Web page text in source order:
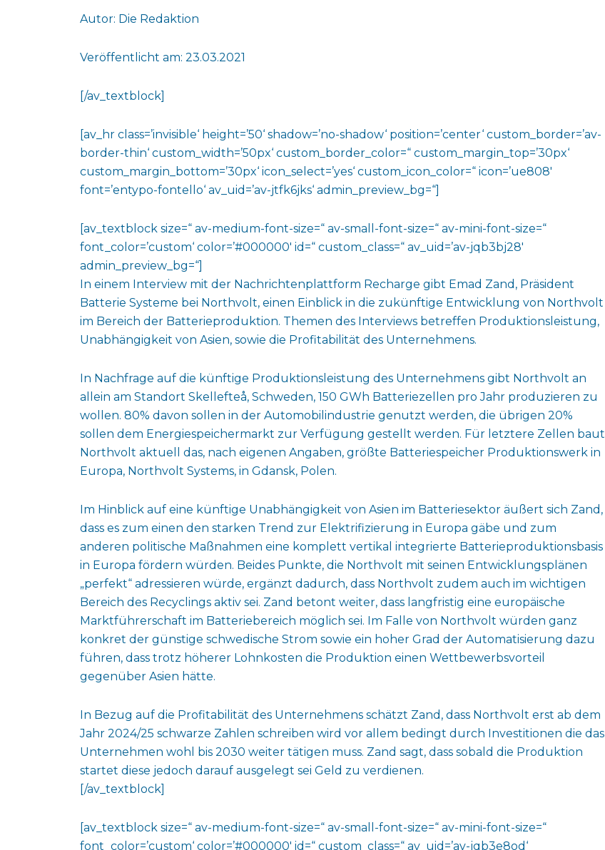
Autor: Die Redaktion
Veröffentlicht am: 23.03.2021
[/av_textblock]
[av_hr class=’invisible‘ height=’50‘ shadow=’no-shadow‘ position=’center‘ custom_border=’av-
border-thin‘ custom_width=’50px‘ custom_border_color=“ custom_margin_top=’30px‘
custom_margin_bottom=’30px‘ icon_select=’yes‘ custom_icon_color=“ icon=’ue808′
font=’entypo-fontello‘ av_uid=’av-jtfk6jks‘ admin_preview_bg=“]
[av_textblock size=“ av-medium-font-size=“ av-small-font-size=“ av-mini-font-size=“
font_color=’custom‘ color=’#000000′ id=“ custom_class=“ av_uid=’av-jqb3bj28′
admin_preview_bg=“]
In einem Interview mit der Nachrichtenplattform Recharge gibt Emad Zand, Präsident
Batterie Systeme bei Northvolt, einen Einblick in die zukünftige Entwicklung von Northvolt
im Bereich der Batterieproduktion. Themen des Interviews betreffen Produktionsleistung,
Unabhängigkeit von Asien, sowie die Profitabilität des Unternehmens.
In Nachfrage auf die künftige Produktionsleistung des Unternehmens gibt Northvolt an
allein am Standort Skellefteå, Schweden, 150 GWh Batteriezellen pro Jahr produzieren zu
wollen. 80% davon sollen in der Automobilindustrie genutzt werden, die übrigen 20%
sollen dem Energiespeichermarkt zur Verfügung gestellt werden. Für letztere Zellen baut
Northvolt aktuell das, nach eigenen Angaben, größte Batteriespeicher Produktionswerk in
Europa, Northvolt Systems, in Gdansk, Polen.
Im Hinblick auf eine künftige Unabhängigkeit von Asien im Batteriesektor äußert sich Zand,
dass es zum einen den starken Trend zur Elektrifizierung in Europa gäbe und zum
anderen politische Maßnahmen eine komplett vertikal integrierte Batterieproduktionsbasis
in Europa fördern würden. Beides Punkte, die Northvolt mit seinen Entwicklungsplänen
„perfekt“ adressieren würde, ergänzt dadurch, dass Northvolt zudem auch im wichtigen
Bereich des Recyclings aktiv sei. Zand betont weiter, dass langfristig eine europäische
Marktführerschaft im Batteriebereich möglich sei. Im Falle von Northvolt würden ganz
konkret der günstige schwedische Strom sowie ein hoher Grad der Automatisierung dazu
führen, dass trotz höherer Lohnkosten die Produktion einen Wettbewerbsvorteil
gegenüber Asien hätte.
In Bezug auf die Profitabilität des Unternehmens schätzt Zand, dass Northvolt erst ab dem
Jahr 2024/25 schwarze Zahlen schreiben wird vor allem bedingt durch Investitionen die das
Unternehmen wohl bis 2030 weiter tätigen muss. Zand sagt, dass sobald die Produktion
startet diese jedoch darauf ausgelegt sei Geld zu verdienen.
[/av_textblock]
[av_textblock size=“ av-medium-font-size=“ av-small-font-size=“ av-mini-font-size=“
font_color=’custom‘ color=’#000000′ id=“ custom_class=“ av_uid=’av-jqb3e8od‘